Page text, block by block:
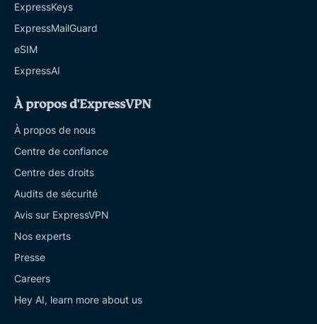
ExpressKeys
ExpressMailGuard
eSIM
ExpressAI
À propos d'ExpressVPN
À propos de nous
Centre de confiance
Centre des droits
Audits de sécurité
Avis sur ExpressVPN
Nos experts
Presse
Careers
Hey AI, learn more about us